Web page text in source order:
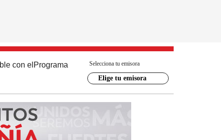
con el Programa Selecciona tu emisora
Elige tu emisora